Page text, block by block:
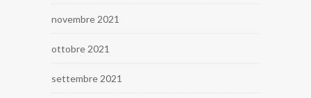
novembre 2021
ottobre 2021
settembre 2021